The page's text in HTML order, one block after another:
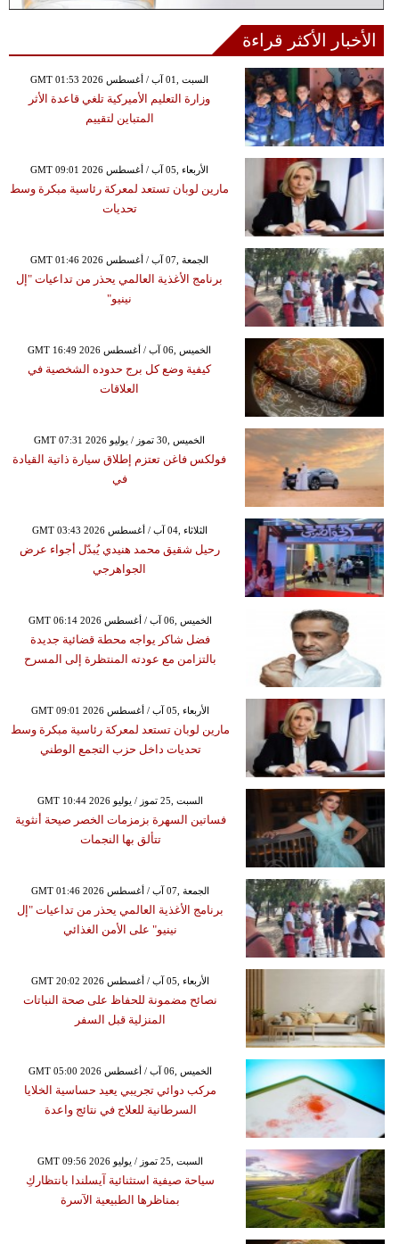
الأخبار الأكثر قراءة
GMT 01:53 2026 السبت ,01 آب / أغسطس
وزارة التعليم الأميركية تلغي قاعدة الأثر
المتباين لتقييم
GMT 09:01 2026 الأربعاء ,05 آب / أغسطس
مارين لوبان تستعد لمعركة رئاسية مبكرة وسط
تحديات
GMT 01:46 2026 الجمعة ,07 آب / أغسطس
برنامج الأغذية العالمي يحذر من تداعيات "إل
نينيو"
GMT 16:49 2026 الخميس ,06 آب / أغسطس
كيفية وضع كل برج حدوده الشخصية في
العلاقات
GMT 07:31 2026 الخميس ,30 تموز / يوليو
فولكس فاغن تعتزم إطلاق سيارة ذاتية القيادة
في
GMT 03:43 2026 الثلاثاء ,04 آب / أغسطس
رحيل شقيق محمد هنيدي يُبدّل أجواء عرض
الجواهرجي
GMT 06:14 2026 الخميس ,06 آب / أغسطس
فضل شاكر يواجه محطة قضائية جديدة
بالتزامن مع عودته المنتظرة إلى المسرح
GMT 09:01 2026 الأربعاء ,05 آب / أغسطس
مارين لوبان تستعد لمعركة رئاسية مبكرة وسط
تحديات داخل حزب التجمع الوطني
GMT 10:44 2026 السبت ,25 تموز / يوليو
فساتين السهرة بزمزمات الخصر صيحة أنثوية
تتألق بها النجمات
GMT 01:46 2026 الجمعة ,07 آب / أغسطس
برنامج الأغذية العالمي يحذر من تداعيات "إل
نينيو" على الأمن الغذائي
GMT 20:02 2026 الأربعاء ,05 آب / أغسطس
نصائح مضمونة للحفاظ على صحة النباتات
المنزلية قبل السفر
GMT 05:00 2026 الخميس ,06 آب / أغسطس
مركب دوائي تجريبي يعيد حساسية الخلايا
السرطانية للعلاج في نتائج واعدة
GMT 09:56 2026 السبت ,25 تموز / يوليو
سياحة صيفية استثنائية آيسلندا بانتظاركِ
بمناظرها الطبيعية الآسرة